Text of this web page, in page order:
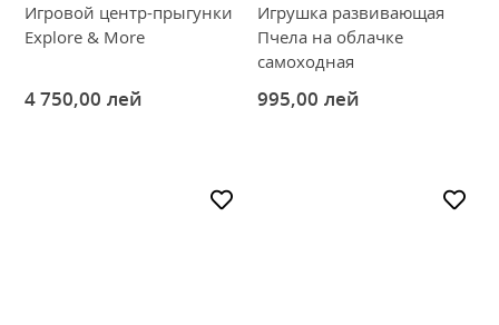
Игровой центр-прыгунки
Explore & More
4 750,00 лей
Игрушка развивающая
Пчела на облачке
самоходная
995,00 лей